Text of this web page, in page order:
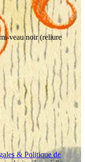
veau noir (reliure
& Politique de